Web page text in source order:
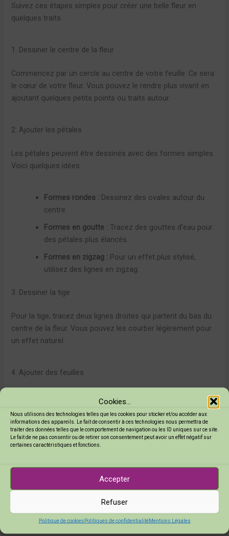
Cookies...
Nous utilisons des technologies telles que les cookies pour stocker et/ou accéder aux
informations des appareils. Le fait de consentir à ces technologies nous permettra de
traiter des données telles que le comportement de navigation ou les ID uniques sur ce site.
Le fait de ne pas consentir ou de retirer son consentement peut avoir un effet négatif sur
certaines caractéristiques et fonctions.
Accepter
Refuser
Politique de cookies Politiques de confidentialitéMentions Légales
Suivez ces étapes simples pour créer une belle fleur en
quelques traits.
1. Dessiner le centre de la fleur
Commencez par un cercle au centre de votre feuille. Ce sera
le cœur de votre fleur. Vous pouvez le rendre plus vivant en
ajoutant quelques petits points ou traits autour.
2. Ajouter les pétales
Les pétales peuvent être dessinés avec des formes simples.
Voici quelques idées :
Formes rondes : Dessinez des ovales autour du
centre.
Formes en goutte : Tracez des gouttes d’eau pour
des pétales plus élancés.
Formes en zigzag : Pour un effet plus stylisé,
utilisez des lignes en zigzag.
3. Dessiner la tige
Pour la tige, tracez deux lignes droites qui partent du bas du
centre de la fleur. Vous pouvez les courber légèrement pour
un effet naturel.
4. Ajouter des feuilles
Dessinez un ovale allongé partant de la tige.
Ajoutez une ligne au milieu pour représenter la
Cet article pourrait vous plaire : Les feutres et
marqueurs d’arts, nos conseils pour bien les choisir !